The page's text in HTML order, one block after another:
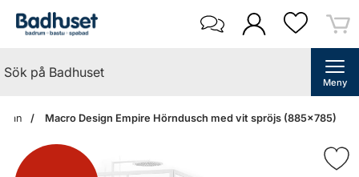
Meny
Macro Design Empire Hörndusch med vit spröjs (885x785)